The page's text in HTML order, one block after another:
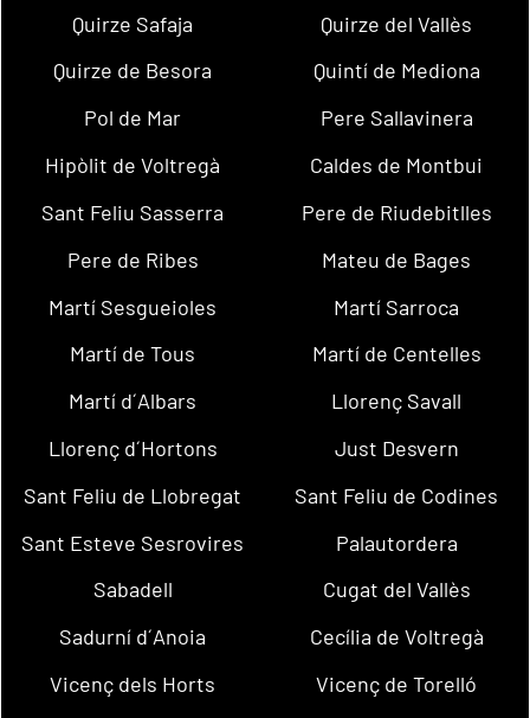
Quirze Safaja
Quirze del Vallès
Quirze de Besora
Quintí de Mediona
Pol de Mar
Pere Sallavinera
Hipòlit de Voltregà
Caldes de Montbui
Sant Feliu Sasserra
Pere de Riudebitlles
Pere de Ribes
Mateu de Bages
Martí Sesgueioles
Martí Sarroca
Martí de Tous
Martí de Centelles
Martí d´Albars
Llorenç Savall
Llorenç d´Hortons
Just Desvern
Sant Feliu de Llobregat
Sant Feliu de Codines
Sant Esteve Sesrovires
Palautordera
Sabadell
Cugat del Vallès
Sadurní d´Anoia
Cecília de Voltregà
Vicenç dels Horts
Vicenç de Torelló